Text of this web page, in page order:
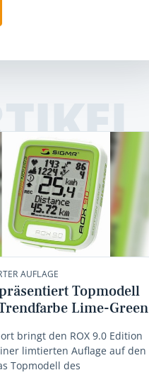
AUFLAGE
Topmodell
Lime-Green
bringt den ROX 9.0 Edition
limtierten Auflage auf den
Topmodell des